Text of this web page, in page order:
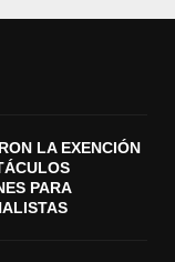
LA EXENCIÓN
PARA